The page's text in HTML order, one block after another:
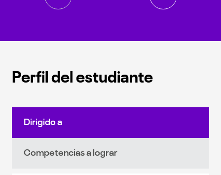
Perfil del estudiante
Dirigido a
Competencias a lograr